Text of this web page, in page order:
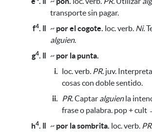
transporte sin pagar.
f4. ǁ ~ por el cogote. loc. verb. Ni.
alguien.
g4. ǁ ~ por la punta.
i. loc. verb. PR. juv.
cosas con doble sentido.
ii.
PR.Captar alguienla
frase o palabra. pop + cult
h4. ǁ ~ por la sombrita. loc. verb.